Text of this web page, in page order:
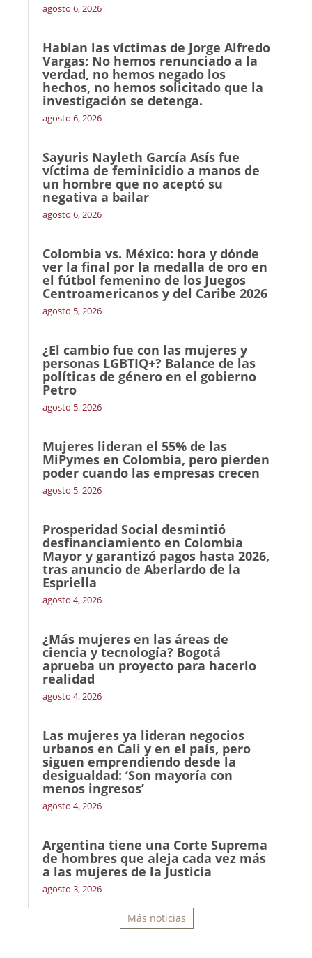
agosto 6, 2026
Hablan las víctimas de Jorge Alfredo
Vargas: No hemos renunciado a la
verdad, no hemos negado los
hechos, no hemos solicitado que la
investigación se detenga.
agosto 6, 2026
Sayuris Nayleth García Asís fue
víctima de feminicidio a manos de
un hombre que no aceptó su
negativa a bailar
agosto 6, 2026
Colombia vs. México: hora y dónde
ver la final por la medalla de oro en
el fútbol femenino de los Juegos
Centroamericanos y del Caribe 2026
agosto 5, 2026
¿El cambio fue con las mujeres y
personas LGBTIQ+? Balance de las
políticas de género en el gobierno
Petro
agosto 5, 2026
Mujeres lideran el 55% de las
MiPymes en Colombia, pero pierden
poder cuando las empresas crecen
agosto 5, 2026
Prosperidad Social desmintió
desfinanciamiento en Colombia
Mayor y garantizó pagos hasta 2026,
tras anuncio de Aberlardo de la
Espriella
agosto 4, 2026
¿Más mujeres en las áreas de
ciencia y tecnología? Bogotá
aprueba un proyecto para hacerlo
realidad
agosto 4, 2026
Las mujeres ya lideran negocios
urbanos en Cali y en el país, pero
siguen emprendiendo desde la
desigualdad: ‘Son mayoría con
menos ingresos’
agosto 4, 2026
Argentina tiene una Corte Suprema
de hombres que aleja cada vez más
a las mujeres de la Justicia
agosto 3, 2026
Más noticias